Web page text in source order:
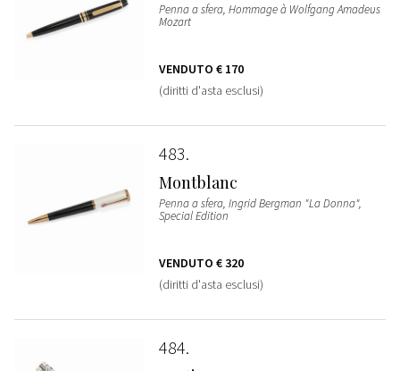
Penna a sfera, Hommage à Wolfgang Amadeus
Mozart
VENDUTO € 170
(diritti d'asta esclusi)
483
Montblanc
Penna a sfera, Ingrid Bergman "La Donna",
Special Edition
VENDUTO € 320
(diritti d'asta esclusi)
484